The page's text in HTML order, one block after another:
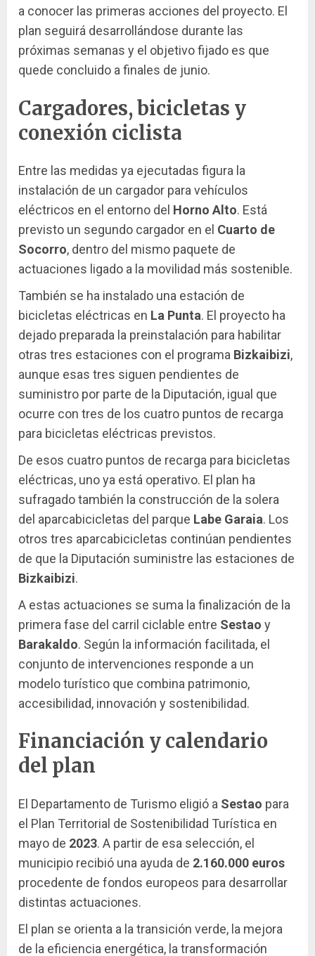
a conocer las primeras acciones del proyecto. El
plan seguirá desarrollándose durante las
próximas semanas y el objetivo fijado es que
quede concluido a finales de junio.
Cargadores, bicicletas y
conexión ciclista
Entre las medidas ya ejecutadas figura la
instalación de un cargador para vehículos
eléctricos en el entorno del Horno Alto. Está
previsto un segundo cargador en el Cuarto de
Socorro, dentro del mismo paquete de
actuaciones ligado a la movilidad más sostenible.
También se ha instalado una estación de
bicicletas eléctricas en La Punta. El proyecto ha
dejado preparada la preinstalación para habilitar
otras tres estaciones con el programa Bizkaibizi,
aunque esas tres siguen pendientes de
suministro por parte de la Diputación, igual que
ocurre con tres de los cuatro puntos de recarga
para bicicletas eléctricas previstos.
De esos cuatro puntos de recarga para bicicletas
eléctricas, uno ya está operativo. El plan ha
sufragado también la construcción de la solera
del aparcabicicletas del parque Labe Garaia. Los
otros tres aparcabicicletas continúan pendientes
de que la Diputación suministre las estaciones de
Bizkaibizi.
A estas actuaciones se suma la finalización de la
primera fase del carril ciclable entre Sestao y
Barakaldo. Según la información facilitada, el
conjunto de intervenciones responde a un
modelo turístico que combina patrimonio,
accesibilidad, innovación y sostenibilidad.
Financiación y calendario
del plan
El Departamento de Turismo eligió a Sestao para
el Plan Territorial de Sostenibilidad Turística en
mayo de 2023. A partir de esa selección, el
municipio recibió una ayuda de 2.160.000 euros
procedente de fondos europeos para desarrollar
distintas actuaciones.
El plan se orienta a la transición verde, la mejora
de la eficiencia energética, la transformación